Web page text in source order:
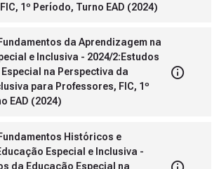
1º Período, Turno EAD (2024)
da Aprendizagem na
e Inclusiva - 2024/2:Estudos
na Perspectiva da
para Professores, FIC, 1º
EAD (2024)
Históricos e
Especial e Inclusiva -
da Educação Especial na